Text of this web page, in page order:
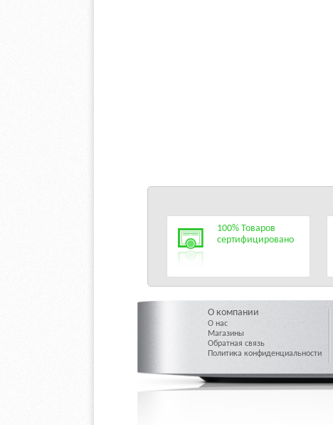
100% Товаров
сертифицировано
О компании
О нас
Магазины
Обратная связь
Политика конфиденциальности